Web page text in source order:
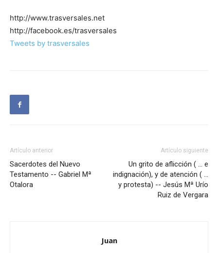
http://www.trasversales.net
http://facebook.es/trasversales
Tweets by trasversales
Artículo anterior
Sacerdotes del Nuevo
Testamento -- Gabriel Mª
Otalora
Artículo siguiente
Un grito de aflicción ( … e
indignación), y de atención ( …
y protesta) -- Jesús Mª Urío
Ruiz de Vergara
Juan